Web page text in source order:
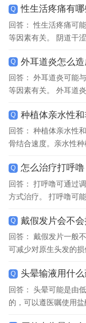
Q 性生活疼痛有哪
回答： 性生活疼痛可
等因素有关。 阴道干
诱因，可通过水溶性润
Q 外耳道炎怎么
回答： 外耳道炎可能
等因素有关。 外耳道
念珠菌为主。外耳道皮
Q 种植体亲水性
回答： 种植体亲水性
骨结合速度。亲水性
或物理改性，形成亲水
Q 怎么治疗打呼
回答： 打呼噜可通过
方式治疗。 打呼噜可
气流通过时振动产生鼾
Q 戴假发片会不
回答： 戴假发片一般
可减少对原生头发的
脱发。选择轻便透气的
Q 头晕输液用什
回答： 头晕可能是由
的，可以遵医嘱使用